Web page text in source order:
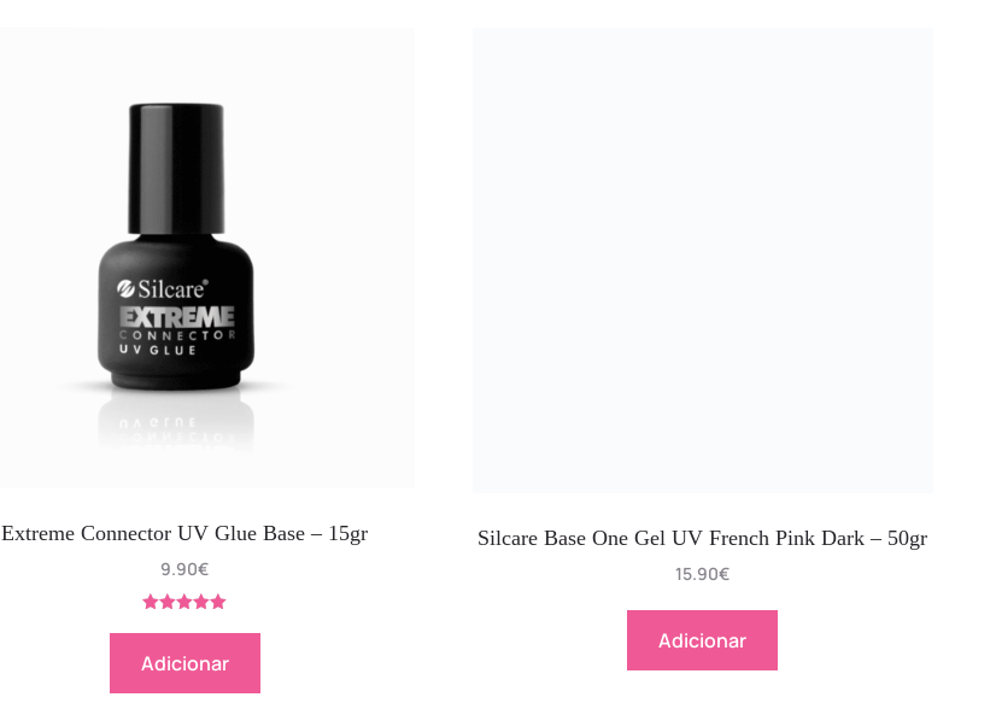
Extreme Connector UV Glue Base – 15gr
de 5
9.90€
Adicionar
Silcare Base One Gel UV French Pink Dark – 50gr
15.90€
Adicionar